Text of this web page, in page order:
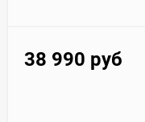
38 990 руб